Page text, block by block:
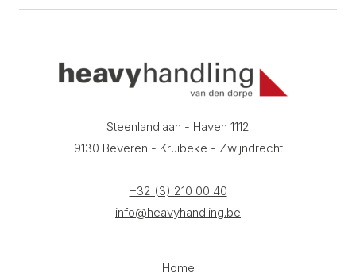
Steenlandlaan - Haven 1112
9130 Beveren - Kruibeke - Zwijndrecht
+32 (3) 210 00 40
info@heavyhandling.be
Home